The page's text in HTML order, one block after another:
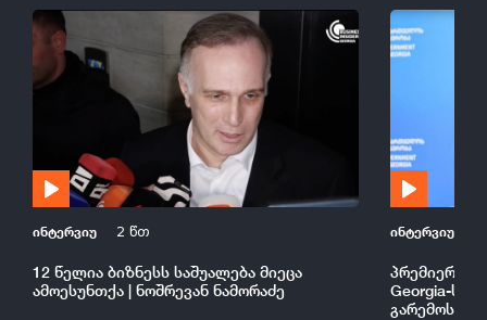
ინტერვიუ 2 წთ
12 წელია ბიზნესს საშუალება მიეცა
ამოესუნთქა | ნოშრევან ნამორაძე
ინტერვიუ
პრემიერის
Georgia-ს
გარემოსა